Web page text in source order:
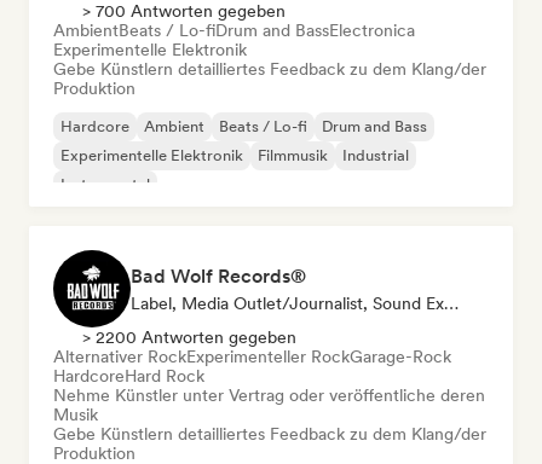
> 700 Antworten gegeben
AmbientBeats / Lo-fiDrum and BassElectronica
Experimentelle Elektronik
Gebe Künstlern detailliertes Feedback zu dem Klang/der
Produktion
Hardcore Ambient Beats / Lo-fi
Drum and Bass
Experimentelle Elektronik
Filmmusik
Industrial
Instrumental
Bad Wolf Records®
Label, Media Outlet/Journalist, Sound Experte
> 2200 Antworten gegeben
Alternativer RockExperimenteller RockGarage-Rock
HardcoreHard Rock
Nehme Künstler unter Vertrag oder veröffentliche deren
Musik
Gebe Künstlern detailliertes Feedback zu dem Klang/der
Produktion